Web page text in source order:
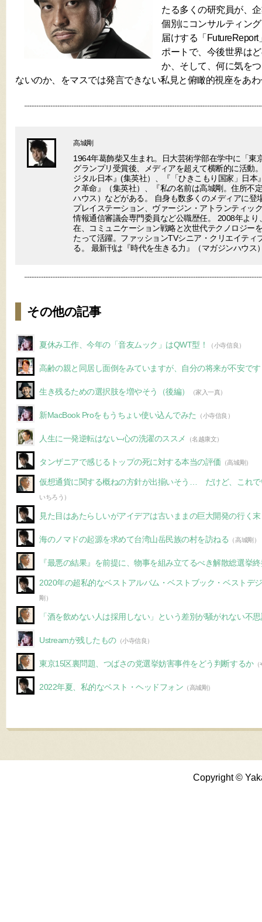
たる多くの研究員が、
個別にコンサルティン
届けする「
ポートで、今後世界は
か、そして、何に気を
ないのか、をマスでは発言できない私見と俯瞰的視座をあ
高城剛
1964年葛飾柴又生まれ。日大芸術学部在学中に「東
グランプリ受賞後、メディアを超えて横断的に活
ジタル日本』(集英社）、『「ひきこもり国家」日本
ク革命』（集英社）、『私の名前は高城剛。住所不
ハウス）などがある。 自身も数多くのメディアに登
プレイステーション、ヴァージン・アトランティッ
情報通信審議会専門委員など公職歴任。 2008年よ
在、コミュニケーション戦略と次世代テクノロジー
たって活躍。ファッションTVシニア・クリエイティ
る。 最新刊は『時代を生きる力』（マガジンハウス
その他の記事
夏休み工作、今年の「音友ムック」はQWT型！ （小寺信良）
高齢の親と同居し面倒をみていますが、自分の将来が不安です
生き残るための選択肢を増やそう（後編） （家入一真）
新MacBook Proをもうちょい使い込んでみた （小寺信良）
人生に一発逆転はない–心の洗濯のススメ （名越康文）
タンザニアで感じるトップの死に対する本当の評価 （高城剛）
仮想通貨に関する概ねの方針が出揃いそう… だけど、これで
いちろう）
見た目はあたらしいがアイデアは古いままの巨大開発の行く末
海のノマドの起源を求めて台湾山岳民族の村を訪ねる （高城剛）
『最悪の結果』を前提に、物事を組み立てるべき解散総選挙
2020年の超私的なベストアルバム・ベストブック・ベストデ
剛）
「酒を飲めない人は採用しない」という差別が騒がれない不
Ustreamが残したもの（小寺信良）
東京15区裏問題、つばさの党選挙妨害事件をどう判断するか（
2022年夏、私的なベスト・ヘッドフォン （高城剛）
Copyright ©